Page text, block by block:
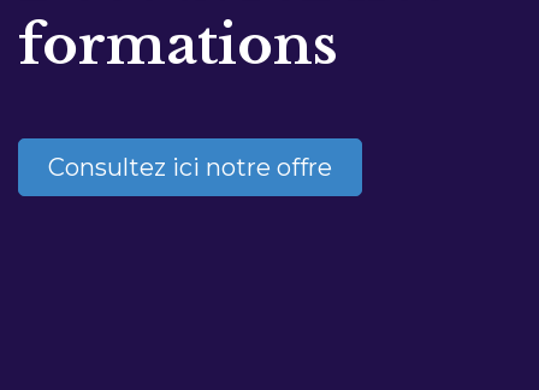
formations
Consultez ici notre offre